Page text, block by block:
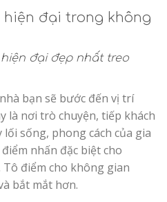
hiện đại trong không
đại đẹp nhất treo
bạn sẽ bước đến vị trí
là nơi trò chuyện, tiếp khách
sống, phong cách của gia
nhấn đặc biệt cho
điểm cho không gian
bắt mắt hơn.